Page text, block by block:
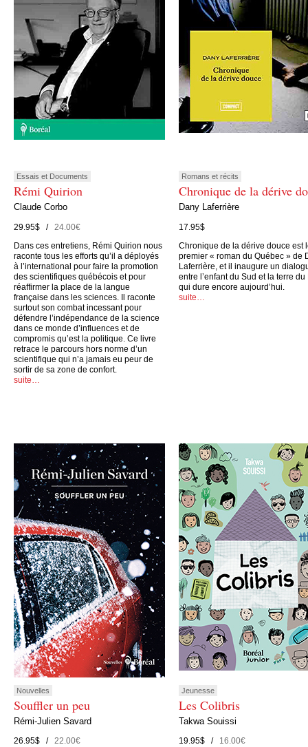
Essais et Documents
Rémi Quirion
Claude Corbo
29.95$ /24.00€
Dans ces entretiens, Rémi Quirion nous
raconte tous les efforts qu’il a déployés
à l’international pour faire la promotion
des scientifiques québécois et pour
réaffirmer la place de la langue
française dans les sciences. Il raconte
surtout son combat incessant pour
défendre l’indépendance de la science
dans ce monde d’influences et de
compromis qu’est la politique. Ce livre
retrace le parcours hors norme d’un
scientifique qui n’a jamais eu peur de
sortir de sa zone de confort.
suite…
Romans et récits
Chronique de la dérive
Dany Laferrière
17.95$
Chronique de la dérive douce est
premier « roman du Québec » de
Laferrière, et il inaugure un
entre l’enfant du Sud et la terre du
qui dure encore aujourd’hui.
suite…
Nouvelles
Souffler un peu
Rémi-Julien Savard
26.95$ /22.00€
Jeunesse
Les Colibris
Takwa Souissi
19.95$ /16.00€